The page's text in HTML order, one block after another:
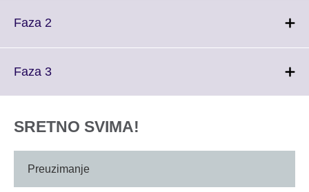
Faza 2
More
Faza 3Click
More
information
available.
SRETNO SVIMA!
Preuzimanje